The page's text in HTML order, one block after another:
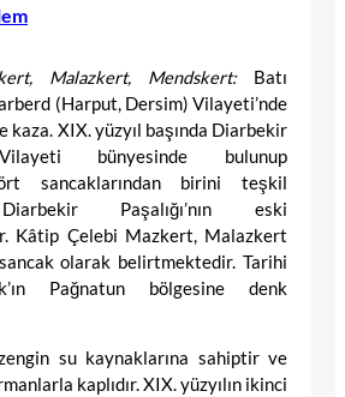
Malazkert, Mendskert:Batı
(Harput, Dersim) Vilayeti’nde
kaza. XIX. yüzyıl başında Diarbekir
bünyesinde bulunup
sancaklarından birini teşkil
Paşalığı’nın eski
Kâtip Çelebi Mazkert, Malazkert
olarak belirtmektedir. Tarihi
Pağnatun bölgesine denk
su kaynaklarına sahiptir ve
kaplıdır. XIX. yüzyılın ikinci